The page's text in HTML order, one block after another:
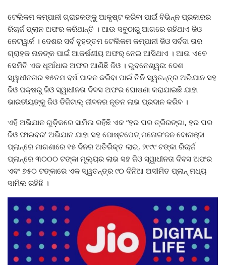
ଟେଲିକମ କମ୍ପାନୀ ଗ୍ରାହକଙ୍କୁ ଆକୃଷ୍ଟ କରିବା ପାଇଁ ବିଭିନ୍ନ ପ୍ରକାରର
ରିଚାର୍ଜ ପ୍ଲାନ ଅଫର କରିଥାନ୍ତି । ଆଉ ସବୁଠାରୁ ଆଗରେ ରହିଥାଏ ଜିଓ
ନେଟୱାର୍କ । ଦେଶର ସର୍ବ ବୃହତ୍ତମ ଟେଲିକମ କମ୍ପାନୀ ଜିଓ ସର୍ବଦା ତାର
ଗ୍ରାହକ ନାନଙ୍କ ପାଇଁ ଆକର୍ଷଣୀୟ ଅଫର୍ ନେଇ ଆସିଥାଏ । ଆଉ ଏବେ
ସେମିତି ଏକ ଧୂଆଁଧାର ଅଫର ଆଣିଛି ଜିଓ । ଭୁବନେଶ୍ୱର: ଦେଶ
ସ୍ୱାଧୀନତାର ୭୫ତମ ବର୍ଷ ପାଳନ କରିବା ପାଇଁ ତିନି ସ୍ୱତନ୍ତ୍ର ଅଭିଯାନ ସହ
ଜିଓ ପକ୍ଷରୁ ଜିଓ ସ୍ୱାଧୀନତା ଦିବସ ଅଫର ଘୋଷଣା କରାଯାଇଛି ଯାହା
ଭାରତୀୟଙ୍କୁ ଜିଓ ଡିଜିଟାଲ୍ ଜୀବନର ନୂତନ ଲାଭ ପ୍ରଦାନ କରିବ ।
ଏହି ଅଭିଯାନ ଗୁଡ଼ିକରେ ସାମିଲ ରହିଛି ଏକ “ହର ଘର ତ୍ରିରଙ୍ଗା, ହର ଘର
ଜିଓ ଫାଇବର’ ଅଭିଯାନ ଯାହା ସହ ପୋଷ୍ଟପେଡ୍ ମନୋରଂଜନ ବୋନାଞ୍ଜା
ପ୍ଲାନ୍‌ରେ ମାଗଣାରେ ୧୫ ଦିନର ଅତିରିକ୍ତ ଲାଭ, ୨୯୯୯ ଟଙ୍କା ରିଚାର୍ଜ
ପ୍ଲାନ୍‌ରେ ୩୦୦୦ ଟଙ୍କା ମୂଲ୍ୟର ଲାଭ ସହ ଜିଓ ସ୍ୱାଧୀନତା ଦିବସ ଅଫର
ଏବଂ ୭୫୦ ଟଙ୍କାରେ ଏକ ସ୍ୱତନ୍ତ୍ର ୯୦ ଦିନିଆ ଅସୀମିତ ପ୍ଲାନ୍ ମଧ୍ୟ
ସାମିଲ ରହିଛି ।